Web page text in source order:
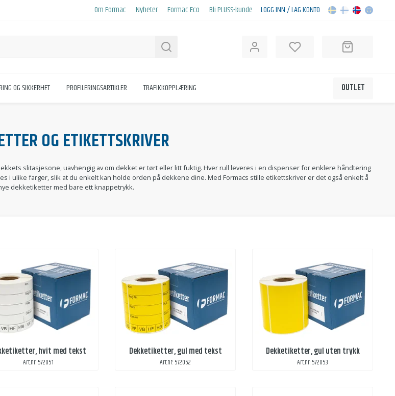
Om Formac Nyheter Formac Eco Bli PLUSS-kunde LOGG INN / LAG KONTO
OG SIKKERHET PROFILERINGSARTIKLER TRAFIKKOPPLÆRING OUTLET
OG ETIKETTSKRIVER
slitasjesone, uavhengig av om dekket er tørt eller litt fuktig. Hver rull leveres i en dispenser for enklere håndtering
ulike farger, slik at du enkelt kan holde orden på dekkene dine. Med Formacs stille etikettskriver er det også enkelt å
dekketiketter med bare ett knappetrykk.
hvit med tekst
Art.nr: 572051
Dekketiketter, gul med tekst
Art.nr: 572052
Dekketiketter, gul uten trykk
Art.nr: 572053